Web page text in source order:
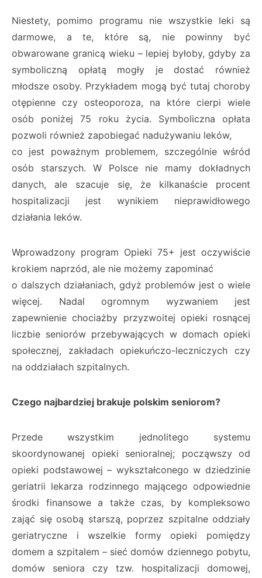
Niestety, pomimo programu nie wszystkie leki są
darmowe, a te, które są, nie powinny być
obwarowane granicą wieku – lepiej byłoby, gdyby za
symboliczną opłatą mogły je dostać również
młodsze osoby. Przykładem mogą być tutaj choroby
otępienne czy osteoporoza, na które cierpi wiele
osób poniżej 75 roku życia. Symboliczna opłata
pozwoli również zapobiegać nadużywaniu leków,
co jest poważnym problemem, szczególnie wśród
osób starszych. W Polsce nie mamy dokładnych
danych, ale szacuje się, że kilkanaście procent
hospitalizacji jest wynikiem nieprawidłowego
działania leków.
Wprowadzony program Opieki 75+ jest oczywiście
krokiem naprzód, ale nie możemy zapominać
o dalszych działaniach, gdyż problemów jest o wiele
więcej. Nadal ogromnym wyzwaniem jest
zapewnienie chociażby przyzwoitej opieki rosnącej
liczbie seniorów przebywających w domach opieki
społecznej, zakładach opiekuńczo-leczniczych czy
na oddziałach szpitalnych.
Czego najbardziej brakuje polskim seniorom?
Przede wszystkim jednolitego systemu
skoordynowanej opieki senioralnej; począwszy od
opieki podstawowej – wykształconego w dziedzinie
geriatrii lekarza rodzinnego mającego odpowiednie
środki finansowe a także czas, by kompleksowo
zająć się osobą starszą, poprzez szpitalne oddziały
geriatryczne i wszelkie formy opieki pomiędzy
domem a szpitalem – sieć domów dziennego pobytu,
domów seniora czy tzw. hospitalizacji domowej,